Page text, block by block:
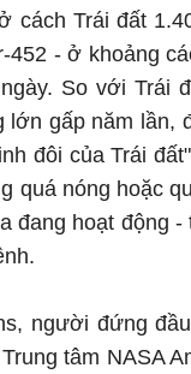
cách Trái đất
452 - ở khoảng
So với Trái
lớn gấp năm lần,
đôi của Trái
quá nóng hoặc
đang hoạt động
người đứng
tâm NASA